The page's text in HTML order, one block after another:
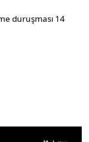
duruşması 14